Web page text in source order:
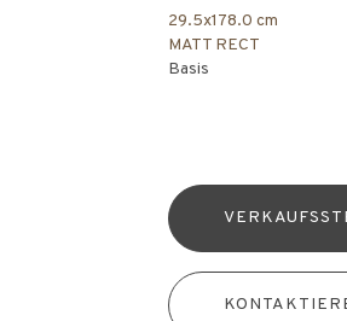
29.5x178.0 cm
MATT RECT
Basis